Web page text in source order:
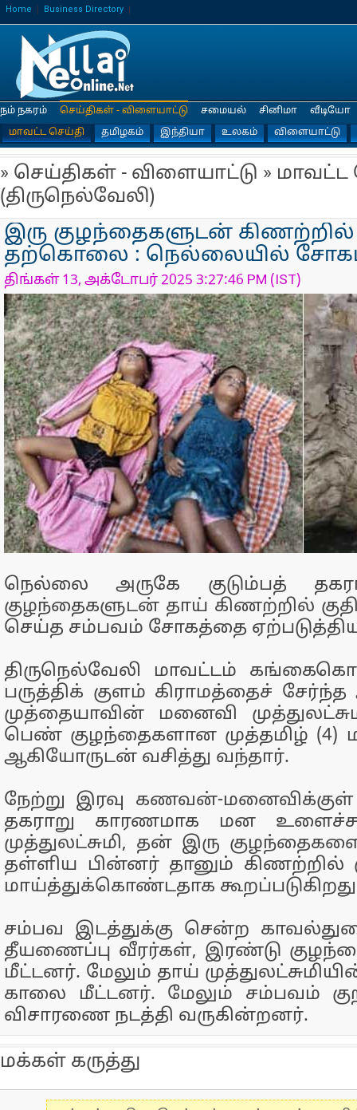
Home Business Directory
நம் நகரம்
செய்திகள் - விளையாட்டு
மாவட்ட செய்தி
தமிழகம் இந்தியா உலகம் விளையாட்டு
சமையல் சினிமா வீடியோ
» செய்திகள் - விளையாட்டு » மாவட்ட
(திருநெல்வேலி)
இரு குழந்தைகளுடன் கிணற்றில்
தற்கொலை : நெல்லையில்
திங்கள் 13, அக்டோபர் 2025 3:27:46 PM (IST)
நெல்லை அருகே குடும்பத்
குழந்தைகளுடன் தாய் கிணற்றில்
செய்த சம்பவம் சோகத்தை
திருநெல்வேலி மாவட்டம்
பருத்திக் குளம் கிராமத்தைச்
முத்தையாவின் மனைவி
பெண் குழந்தைகளான முத்தமிழ் (4)
ஆகியோருடன் வசித்து வந்தார்.
நேற்று இரவு கணவன்-மனைவிக்குள்
தகராறு காரணமாக மன
முத்துலட்சுமி, தன் இரு
தள்ளிய பின்னர் தானும் கிணற்றில்
மாய்த்துக்கொண்டதாக
சம்பவ இடத்துக்கு சென்ற
தீயணைப்பு வீரர்கள், இரண்டு
மீட்டனர். மேலும் தாய்
காலை மீட்டனர். மேலும் சம்பவம்
விசாரணை நடத்தி வருகின்றனர்.
மக்கள் கருத்து